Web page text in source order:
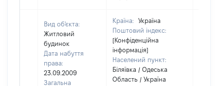
Вид об'єкта:
Житловий
будинок
Дата набуття
права:
23.09.2009
Загальна
Країна:
Україна
Поштовий індекс:
[Конфіденційна
інформація]
Населений пункт:
Біляївка / Одеська
Область / Україна